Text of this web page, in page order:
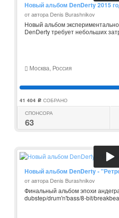
Новый альбом DenDerty 2015
от автора Denis Burashnikov
Новый альбом
DenDerty требует небольших
Москва, Россия
41 404 c СОБРАНО
СПОНСОРА
63
Новый альбом DenDerty -
от автора Denis Burashnikov
Финальный альбом эпохи
dubstep/drum'n'bass/8-bit/